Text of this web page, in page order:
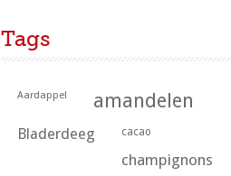
Tags
Aardappel amandelen
Bladerdeeg cacao
champignons